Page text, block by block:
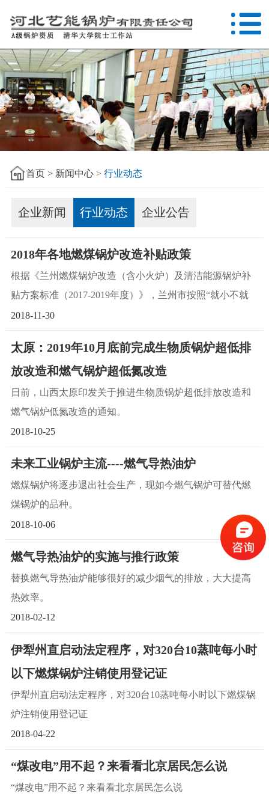
首页 > 新闻中心 >行业动态
企业新闻 行业动态 企业公告
2018年各地燃煤锅炉改造补贴政策
根据《兰州燃煤锅炉改造（含小火炉）及清洁能源锅炉补
贴方案标准（2017-2019年度）》，兰州市按照“就小不就
大”的原则对燃煤锅炉改造治理业主单位给予“以奖代补”资
金扶持，具体的补贴办法如下：
2018-11-30
太原：2019年10月底前完成生物质锅炉超低排
放改造和燃气锅炉超低氮改造
日前，山西太原印发关于推进生物质锅炉超低排放改造和
燃气锅炉低氮改造的通知。
2018-10-25
未来工业锅炉主流----燃气导热油炉
燃煤锅炉将逐步退出社会生产，现如今燃气锅炉可替代燃
煤锅炉的品种。
2018-10-06
燃气导热油炉的实施与推行政策
替换燃气导热油炉能够很好的减少烟气的排放，大大提高
热效率。
2018-02-12
伊犁州直启动法定程序，对320台10蒸吨每小时
以下燃煤锅炉注销使用登记证
伊犁州直启动法定程序，对320台10蒸吨每小时以下燃煤锅
炉注销使用登记证
2018-04-22
“煤改电”用不起？来看看北京居民怎么说
“煤改电”用不起？来看看北京居民怎么说